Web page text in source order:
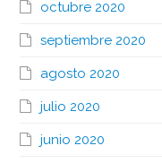
octubre 2020
septiembre 2020
agosto 2020
julio 2020
junio 2020